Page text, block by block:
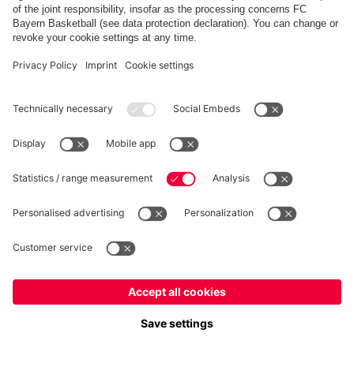
FC Bayern Store App
RÉTRACTATION
Intimité
Paramètres des cookies
*Les prix incluent la TVA et excluent les frais d'expédition
© FC Bayern München AG
FC Bayern München AG, Säbener Str. 51-57, 81547 München
Francepour y livrer!
Mondialpour y livrer!